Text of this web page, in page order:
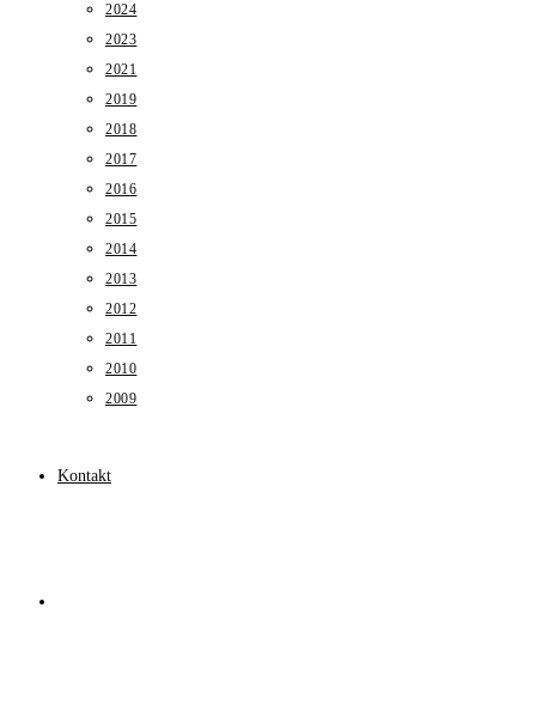
2024
2023
2021
2019
2018
2017
2016
2015
2014
2013
2012
2011
2010
2009
Kontakt